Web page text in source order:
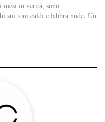
mesi in verità, sono
sui toni caldi e labbra nude. Un